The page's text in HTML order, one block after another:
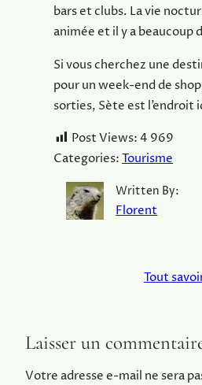
bars et clubs. La vie
animée et il y a beaucoup
Si vous cherchez une
pour un week-end de
sorties, Sète est l’endroit
Post Views:4 969
Categories:Tourisme
Written By:
Florent
Tout
Laisser un
Votre adresse e-mail ne sera